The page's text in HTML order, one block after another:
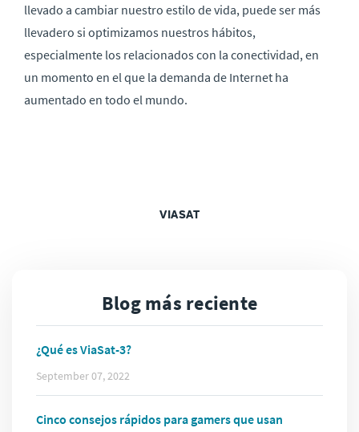
llevado a cambiar nuestro estilo de vida, puede ser más
llevadero si optimizamos nuestros hábitos,
especialmente los relacionados con la conectividad, en
un momento en el que la demanda de Internet ha
aumentado en todo el mundo.
VIASAT
Blog más reciente
¿Qué es ViaSat-3?
September 07, 2022
Cinco consejos rápidos para gamers que usan